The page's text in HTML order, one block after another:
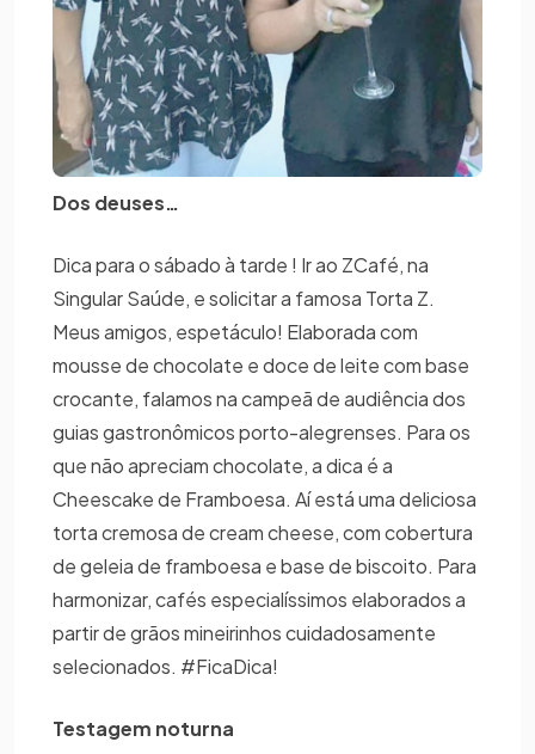
Dos deuses…
Dica para o sábado à tarde ! Ir ao ZCafé, na
Singular Saúde, e solicitar a famosa Torta Z.
Meus amigos, espetáculo! Elaborada com
mousse de chocolate e doce de leite com base
crocante, falamos na campeã de audiência dos
guias gastronômicos porto-alegrenses. Para os
que não apreciam chocolate, a dica é a
Cheescake de Framboesa. Aí está uma deliciosa
torta cremosa de cream cheese, com cobertura
de geleia de framboesa e base de biscoito. Para
harmonizar, cafés especialíssimos elaborados a
partir de grãos mineirinhos cuidadosamente
selecionados. #FicaDica!
Testagem noturna